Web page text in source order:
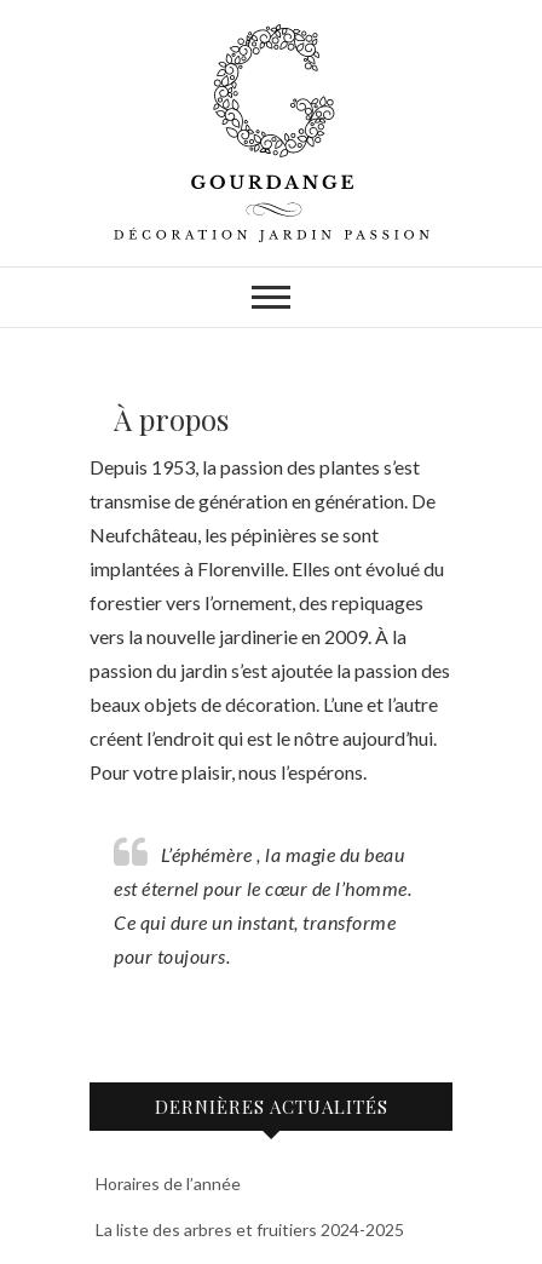
À propos
Depuis 1953, la passion des plantes s’est
transmise de génération en génération. De
Neufchâteau, les pépinières se sont
implantées à Florenville. Elles ont évolué du
forestier vers l’ornement, des repiquages
vers la nouvelle jardinerie en 2009. À la
passion du jardin s’est ajoutée la passion des
beaux objets de décoration. L’une et l’autre
créent l’endroit qui est le nôtre aujourd’hui.
Pour votre plaisir, nous l’espérons.
L’éphémère , la magie du beau
est éternel pour le cœur de l’homme.
Ce qui dure un instant, transforme
pour toujours.
DERNIÈRES ACTUALITÉS
Horaires de l’année
La liste des arbres et fruitiers 2024-2025